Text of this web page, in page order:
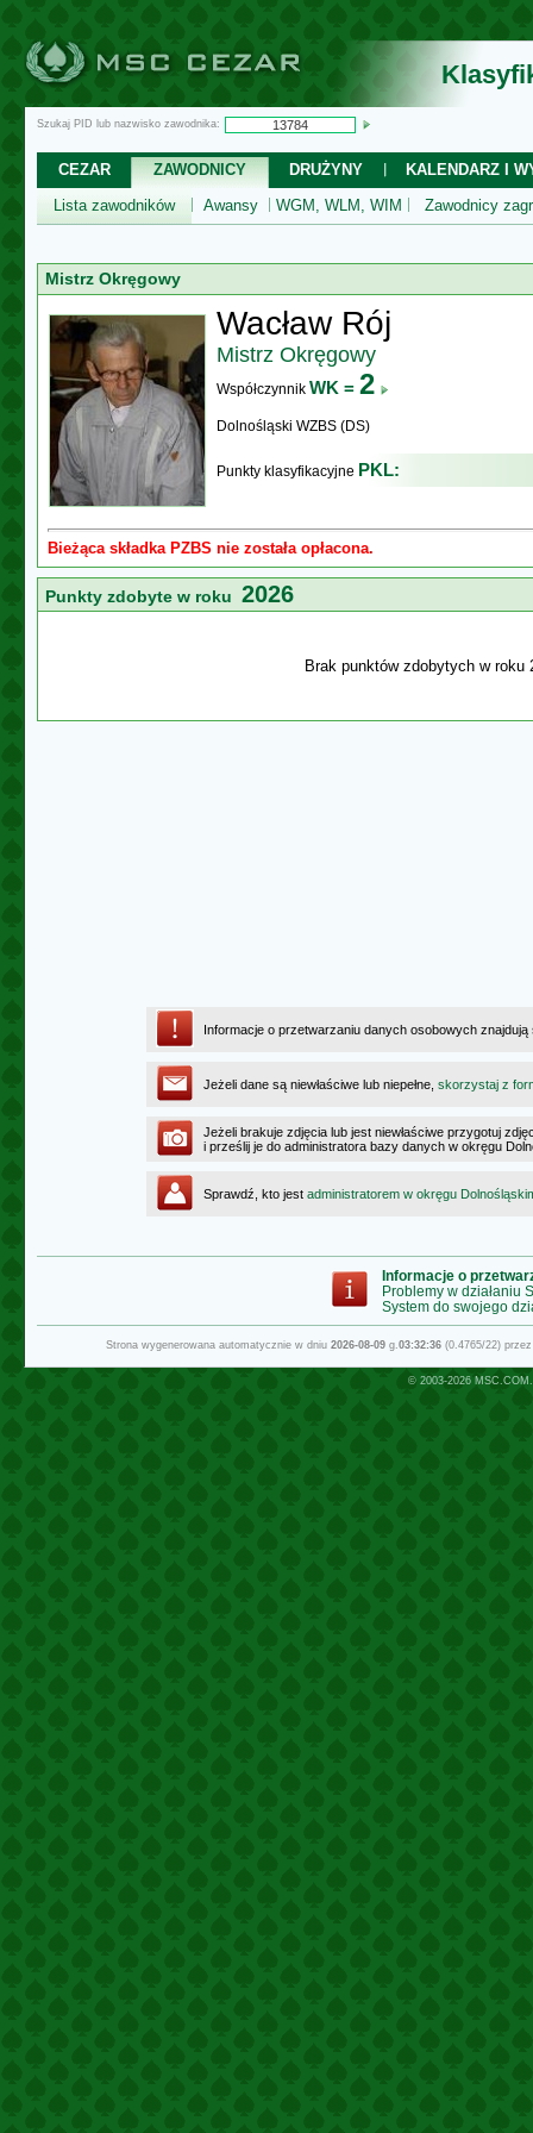
Szukaj PID lub nazwisko zawodnika:
CEZAR ZAWODNICY DRUŻYNY
KALENDARZ I
Lista zawodników
Awansy WGM, WLM, WIM Zawodnicy
Mistrz Okręgowy
Wacław Rój
Mistrz Okręgowy
Współczynnik WK = 2
Dolnośląski WZBS (DS)
Punkty klasyfikacyjne PKL:
Bieżąca składka PZBS nie została opłacona.
Punkty zdobyte w roku 2026
Brak punktów zdobytych w roku
Informacje o przetwarzaniu danych osobowych
Jeżeli dane są niewłaściwe lub niepełne, skorzystaj z
Jeżeli brakuje zdjęcia lub jest niewłaściwe przygotuj
i prześlij je do administratora bazy danych w okręgu
Sprawdź, kto jest administratorem w okręgu
Informacje o
Problemy w działaniu
System do swojego
Strona wygenerowana automatycznie w dniu 2026-08-09g.03:32:36(0.4765/22)
© 2003-2026